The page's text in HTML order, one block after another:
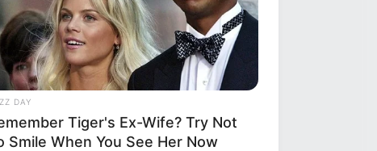
DAY
Tiger's Ex-Wife? Try Not
Smile When You See Her Now